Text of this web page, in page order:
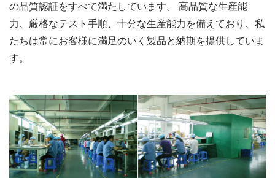
の品質認証をすべて満たしています。 高品質な生産能
力、厳格なテスト手順、十分な生産能力を備えており、私
たちは常にお客様に満足のいく製品と納期を提供していま
す。